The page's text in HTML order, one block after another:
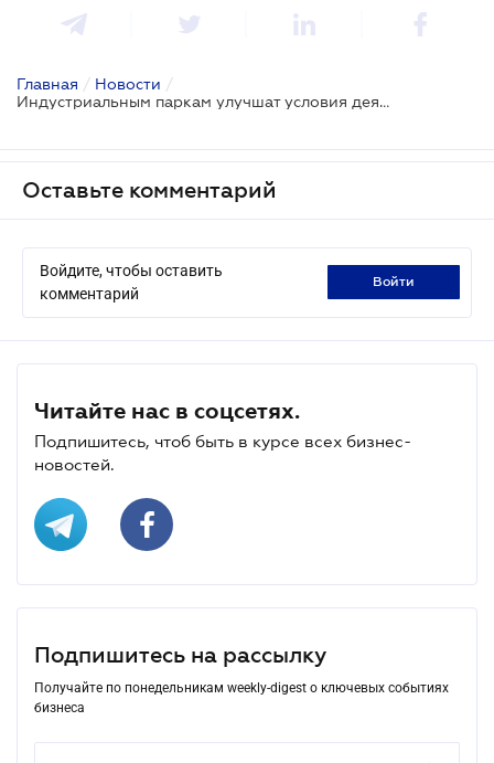
Главная / Новости /
Индустриальным паркам улучшат условия деятельности
Оставьте комментарий
Войдите, чтобы оставить
комментарий
войти
Читайте нас в соцсетях.
Подпишитесь, чтоб быть в курсе всех бизнес-
новостей.
Подпишитесь на рассылку
Получайте по понедельникам weekly-digest о ключевых событиях
бизнеса